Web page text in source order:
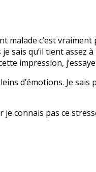
malade c’est vraiment
sais qu’il tient
impression,
d’émotions. Je sais
je connais pas ce